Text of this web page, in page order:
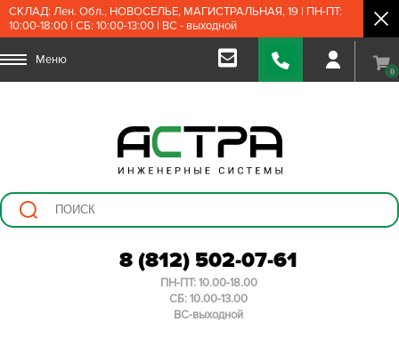
СКЛАД: Лен. Обл., НОВОСЕЛЬЕ, МАГИСТРАЛЬНАЯ, 19 | ПН-ПТ:
10:00-18:00 | СБ: 10:00-13:00 | ВС - выходной
Меню
0
8 (812) 502-07-61
ПН-ПТ: 10.00-18.00
СБ: 10.00-13.00
ВС-выходной